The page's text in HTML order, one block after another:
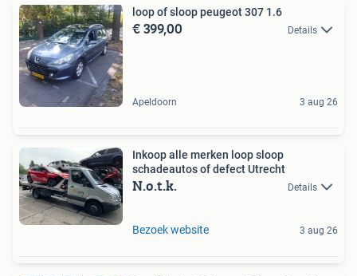
loop of sloop peugeot 307 1.6
€ 399,00 Details
Apeldoorn 3 aug 26
Inkoop alle merken loop sloop
schadeautos of defect Utrecht
N.o.t.k. Details
Bezoek website 3 aug 26